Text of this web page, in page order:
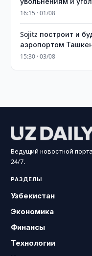
16:15 · 01/08
Sojitz построит и
аэропортом
15:30 · 03/08
Ведущий новостной
24/7.
РАЗДЕЛЫ
Узбекистан
Экономика
Финансы
Технологии